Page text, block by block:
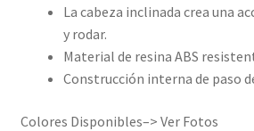
La cabeza inclinada crea una
y rodar.
Material de resina ABS
Construcción interna de paso
Colores Disponibles–> Ver Fotos